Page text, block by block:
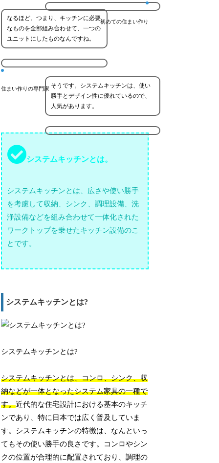
初めての住まい作り
なるほど。つまり、キッチンに必要
なものを全部組み合わせて、一つの
ユニットにしたものなんですね。
住まい作りの専門家 そうです。システムキッチンは、使い
勝手とデザイン性に優れているので、
人気があります。
システムキッチンとは。
システムキッチンとは、広さや使い勝手
を考慮して収納、シンク、調理設備、洗
浄設備などを組み合わせて一体化された
ワークトップを乗せたキッチン設備のこ
とです。
システムキッチンとは?
システムキッチンとは?
システムキッチンとは、コンロ、シンク、収
納などが一体となったシステム家具の一種で
す。近代的な住宅設計における基本のキッチ
ンであり、特に日本では広く普及していま
す。システムキッチンの特徴は、なんといっ
てもその使い勝手の良さです。コンロやシン
クの位置が合理的に配置されており、調理の